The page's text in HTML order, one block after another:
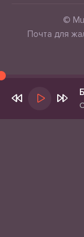
©
Почта для